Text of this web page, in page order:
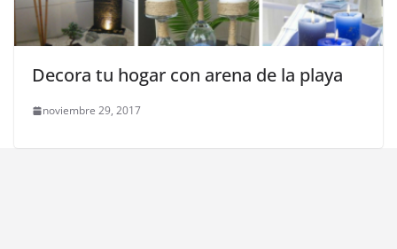
Decora tu hogar con arena de la playa
noviembre 29, 2017